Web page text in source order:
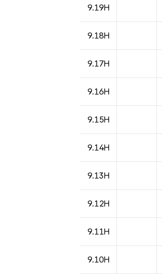
9.19H
9.18H
9.17H
9.16H
9.15H
9.14H
9.13H
9.12H
9.11H
9.10H